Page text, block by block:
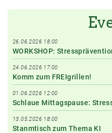
26.06.2026 18:00
WORKSHOP:
24.06.2026 17:00
Komm zum FREIgrillen!
01.06.2026 12:00
Schlaue Mittagspause:
13.05.2026 18:00
Stanmtisch zum Thema KI